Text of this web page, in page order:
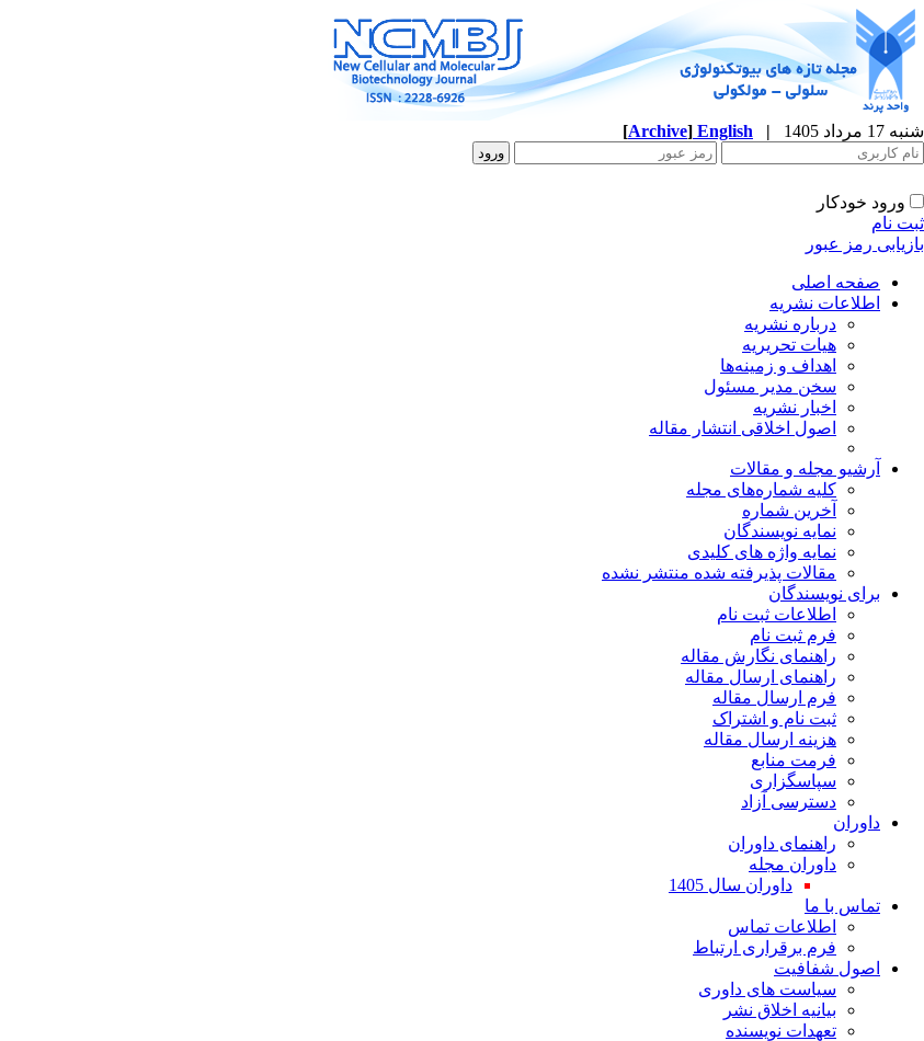
شنبه 17 مرداد 1405 |
English
[Archive]
ورود خودکار
ثبت نام
بازیابی رمز عبور
صفحه اصلی
اطلاعات نشریه
درباره نشریه
هیات تحریریه
اهداف و زمینه‌ها
سخن مدیر مسئول
اخبار نشریه
اصول اخلاقی انتشار مقاله
آرشیو مجله و مقالات
کلیه شماره‌های مجله
آخرین شماره
نمایه نویسندگان
نمایه واژه های کلیدی
مقالات پذیرفته شده منتشر نشده
برای نویسندگان
اطلاعات ثبت نام
فرم ثبت نام
راهنمای نگارش مقاله
راهنمای ارسال مقاله
فرم ارسال مقاله
ثبت نام و اشتراک
هزینه ارسال مقاله
فرمت منابع
سپاسگزاری
دسترسی آزاد
داوران
راهنمای داوران
داوران مجله
داوران سال 1405
تماس با ما
اطلاعات تماس
فرم برقراری ارتباط
اصول شفافیت
سیاست های داوری
بیانیه اخلاق نشر
تعهدات نویسنده